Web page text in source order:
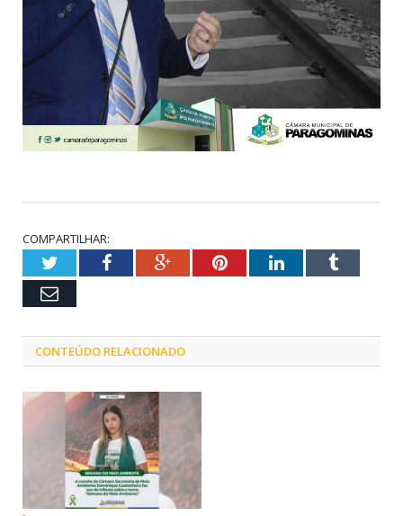
COMPARTILHAR:
TwitterFacebookGoogle+PinterestLinkedInTumblr
Email
CONTEÚDO RELACIONADO